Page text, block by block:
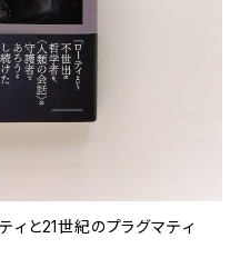
と21世紀のプラグマティ